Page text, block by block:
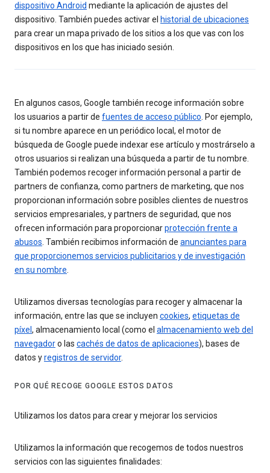
dispositivo Android mediante la aplicación de ajustes del
dispositivo. También puedes activar el historial de ubicaciones
para crear un mapa privado de los sitios a los que vas con los
dispositivos en los que has iniciado sesión.
En algunos casos, Google también recoge información sobre
los usuarios a partir de fuentes de acceso público. Por ejemplo,
si tu nombre aparece en un periódico local, el motor de
búsqueda de Google puede indexar ese artículo y mostrárselo a
otros usuarios si realizan una búsqueda a partir de tu nombre.
También podemos recoger información personal a partir de
partners de confianza, como partners de marketing, que nos
proporcionan información sobre posibles clientes de nuestros
servicios empresariales, y partners de seguridad, que nos
ofrecen información para proporcionarprotección frente a
abusos. También recibimos información de anunciantes para
que proporcionemos servicios publicitarios y de investigación
en su nombre.
Utilizamos diversas tecnologías para recoger y almacenar la
información, entre las que se incluyen cookies, etiquetas de
píxel , almacenamiento local (como el almacenamiento web del
navegadoro las cachés de datos de aplicaciones), bases de
datos yregistros de servidor.
POR QUÉ RECOGE GOOGLE ESTOS DATOS
Utilizamos los datos para crear y mejorar los servicios
Utilizamos la información que recogemos de todos nuestros
servicios con las siguientes finalidades: